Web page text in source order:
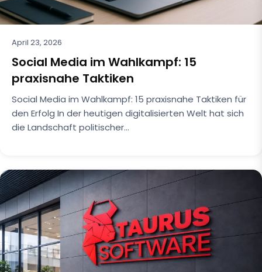
April 23, 2026
Social Media im Wahlkampf: 15
praxisnahe Taktiken
Social Media im Wahlkampf: 15 praxisnahe Taktiken für
den Erfolg In der heutigen digitalisierten Welt hat sich
die Landschaft politischer…